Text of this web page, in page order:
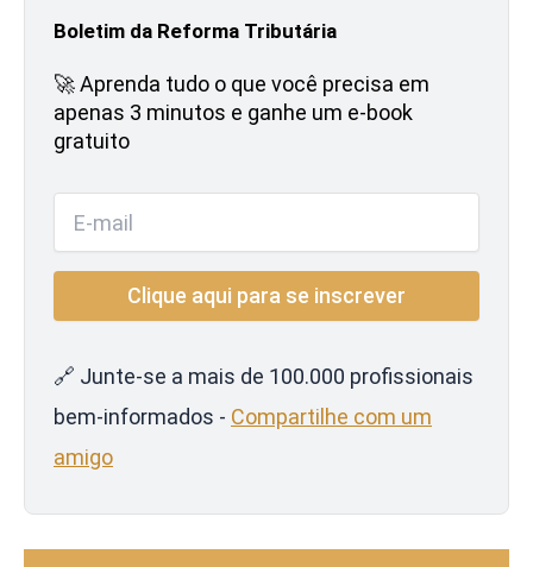
Boletim da Reforma Tributária
🚀 Aprenda tudo o que você precisa em
apenas 3 minutos e ganhe um e-book
gratuito
🔗 Junte-se a mais de 100.000 profissionais
bem-informados - Compartilhe com um
amigo